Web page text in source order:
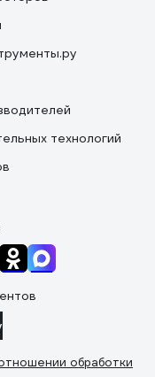
технологий
обработки